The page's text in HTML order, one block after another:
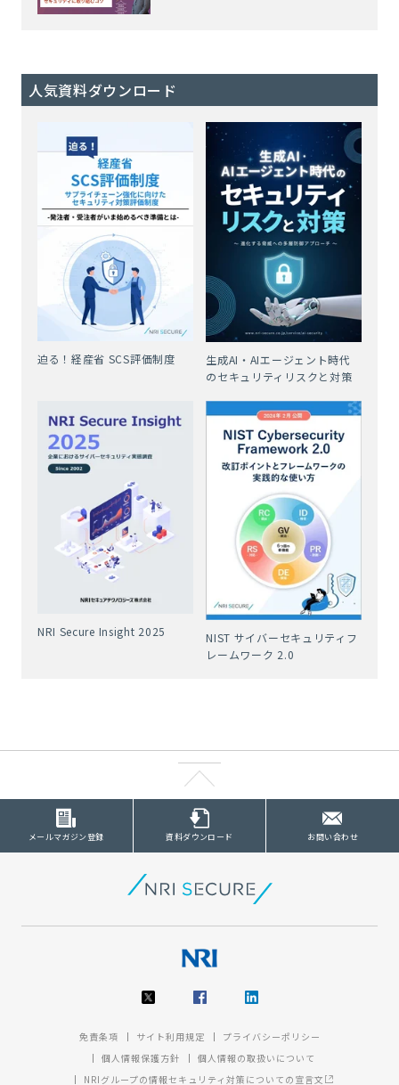
人気資料ダウンロード
迫る！経産省 SCS評価制度
生成AI・AIエージェント時代
のセキュリティリスクと対策
NRI Secure Insight 2025
NIST サイバーセキュリティフ
レームワーク 2.0
メールマガジン登録 資料ダウンロード お問い合わせ
免責条項 サイト利用規定
プライバシーポリシー
個人情報保護方針
個人情報の取扱いについて
NRIグループの情報セキュリティ対策についての宣言文